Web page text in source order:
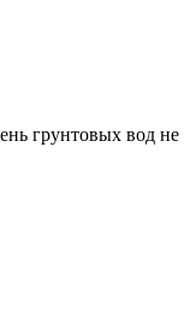
грунтовых вод не